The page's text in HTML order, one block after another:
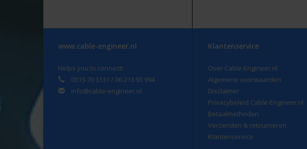
www.cable-engineer.nl
Helps you to connect!
0313-70 3131 / 06-213 93 994
info@cable-engineer.nl
Klantenservice
Over Cable-Engineer.nl
Algemene voorwaarden
Disclaimer
Privacybeleid Cable-Engineer.nl
Betaalmethoden
Verzenden & retourneren
Klantenservice